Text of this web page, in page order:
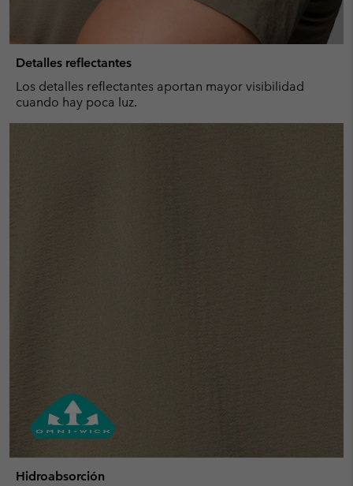
Detalles reflectantes
Los detalles reflectantes aportan mayor visibilidad
cuando hay poca luz.
Hidroabsorción